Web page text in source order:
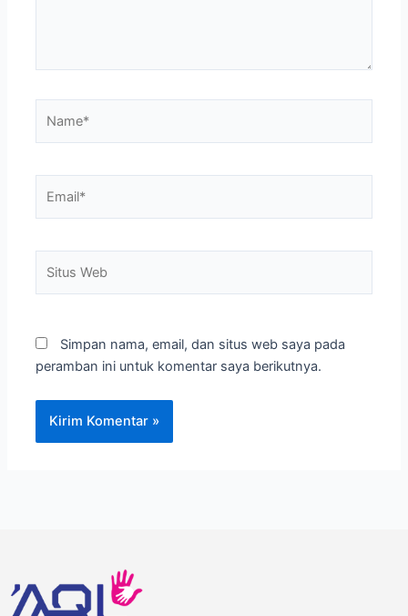
Simpan nama, email, dan situs web saya pada
peramban ini untuk komentar saya berikutnya.